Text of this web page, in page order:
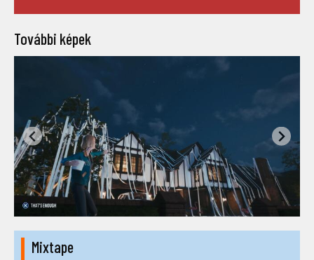
További képek
Mixtape